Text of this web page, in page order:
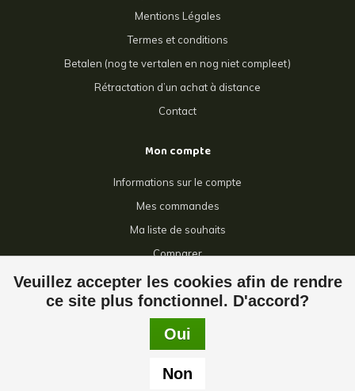
Veuillez accepter les cookies afin de rendre
ce site plus fonctionnel. D'accord?
Oui
Non
Mentions Légales
Termes et conditions
Betalen (nog te vertalen en nog niet compleet)
Rétractation d’un achat à distance
Contact
Mon compte
Informations sur le compte
Mes commandes
Ma liste de souhaits
Comparer
Tous les produits
Dyvelopment